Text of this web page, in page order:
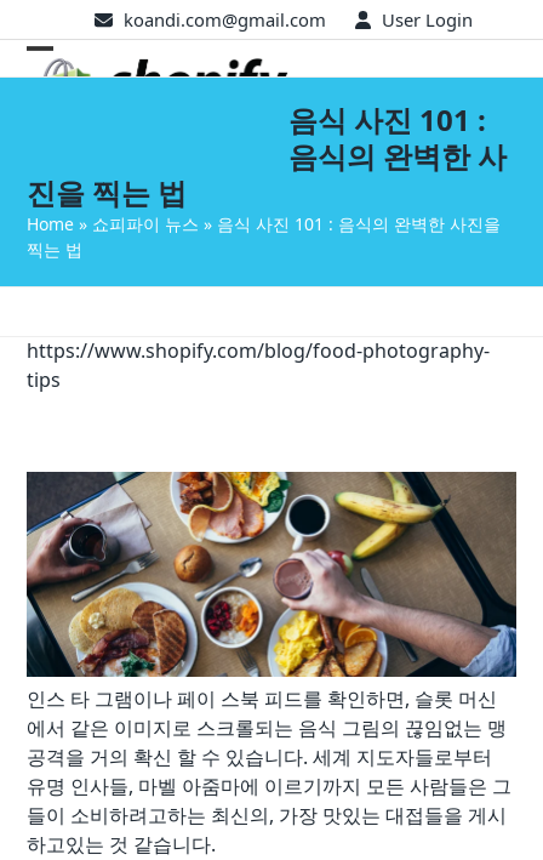
to
content
koandi.com@gmail.com User Login
Open
Close
음식 사진 101 :
음식의 완벽한 사
진을 찍는 법
Home » 쇼피파이 뉴스 » 음식 사진 101 : 음식의 완벽한 사진을
찍는 법
https://www.shopify.com/blog/food-photography-
tips
인스 타 그램이나 페이 스북 피드를 확인하면, 슬롯 머신
에서 같은 이미지로 스크롤되는 음식 그림의 끊임없는 맹
공격을 거의 확신 할 수 있습니다. 세계 지도자들로부터
유명 인사들, 마벨 아줌마에 이르기까지 모든 사람들은 그
들이 소비하려고하는 최신의, 가장 맛있는 대접들을 게시
하고있는 것 같습니다.